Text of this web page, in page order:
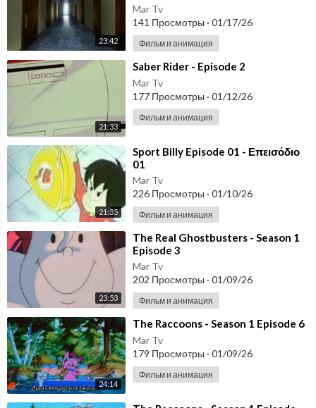
23:42
Mar Tv
141 Просмотры · 01/17/26
Фильм и анимация
21:33
⁣Saber Rider - Episode 2
Mar Tv
177 Просмотры · 01/12/26
Фильм и анимация
21:35
⁣Sport Billy Episode 01 - Επεισόδιο
01
Mar Tv
226 Просмотры · 01/10/26
Фильм и анимация
23:53
⁣The Real Ghostbusters - Season 1
Episode 3
Mar Tv
202 Просмотры · 01/09/26
Фильм и анимация
24:14
⁣The Raccoons - Season 1 Episode 6
Mar Tv
179 Просмотры · 01/09/26
Фильм и анимация